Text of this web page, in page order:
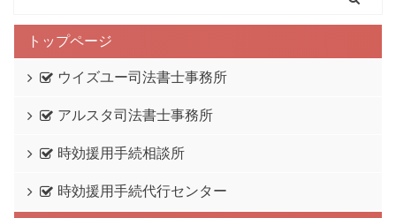
トップページ
ウイズユー司法書士事務所
アルスタ司法書士事務所
時効援用手続相談所
時効援用手続代行センター